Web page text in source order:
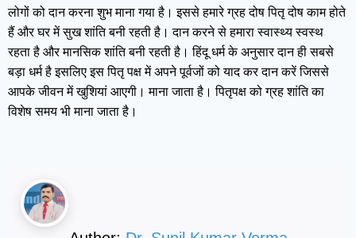
लोगों को दान करना शुभ माना गया है। इससे हमारे ग्रह दोष पितृ दोष काम होते
हैं और घर में सुख शांति बनी रहती है। दान करने से हमारा स्वास्थ्य स्वस्थ
रहता है और मानसिक शांति बनी रहती है। हिंदू धर्म के अनुसार दान ही सबसे
बड़ा धर्म है इसलिए इस पितृ पक्ष में अपने पूर्वजों को याद कर दान करें जिससे
आपके जीवन में खुशियां आएगी। माना जाता है। पितृपक्ष को ग्रह शांति का
विशेष समय भी माना जाता है।